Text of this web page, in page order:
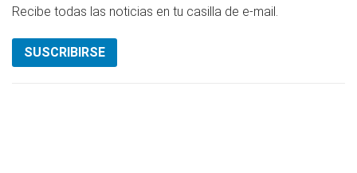
Recibe todas las noticias en tu casilla de e-mail.
SUSCRIBIRSE